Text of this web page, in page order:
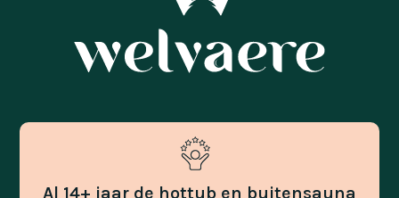
Al 14+ jaar de hottub en buitensauna